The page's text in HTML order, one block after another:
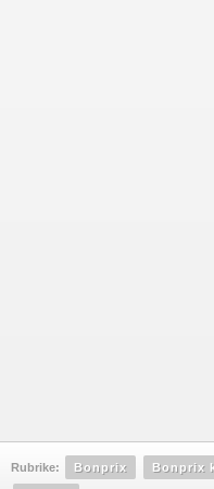
Rubrike: Bonprix Bonprix